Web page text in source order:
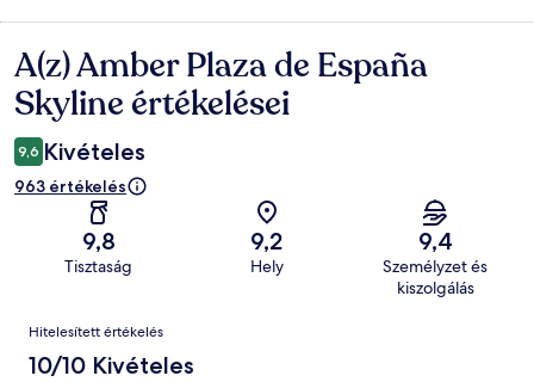
Értékelések
A(z) Amber Plaza de España
Skyline értékelései
9,6 Kivételes
963 értékelés
9,8
Tisztaság
9,2
Hely
9,4
Személyzet és
kiszolgálás
Értékelések
Hitelesített értékelés
10/10 Kivételes